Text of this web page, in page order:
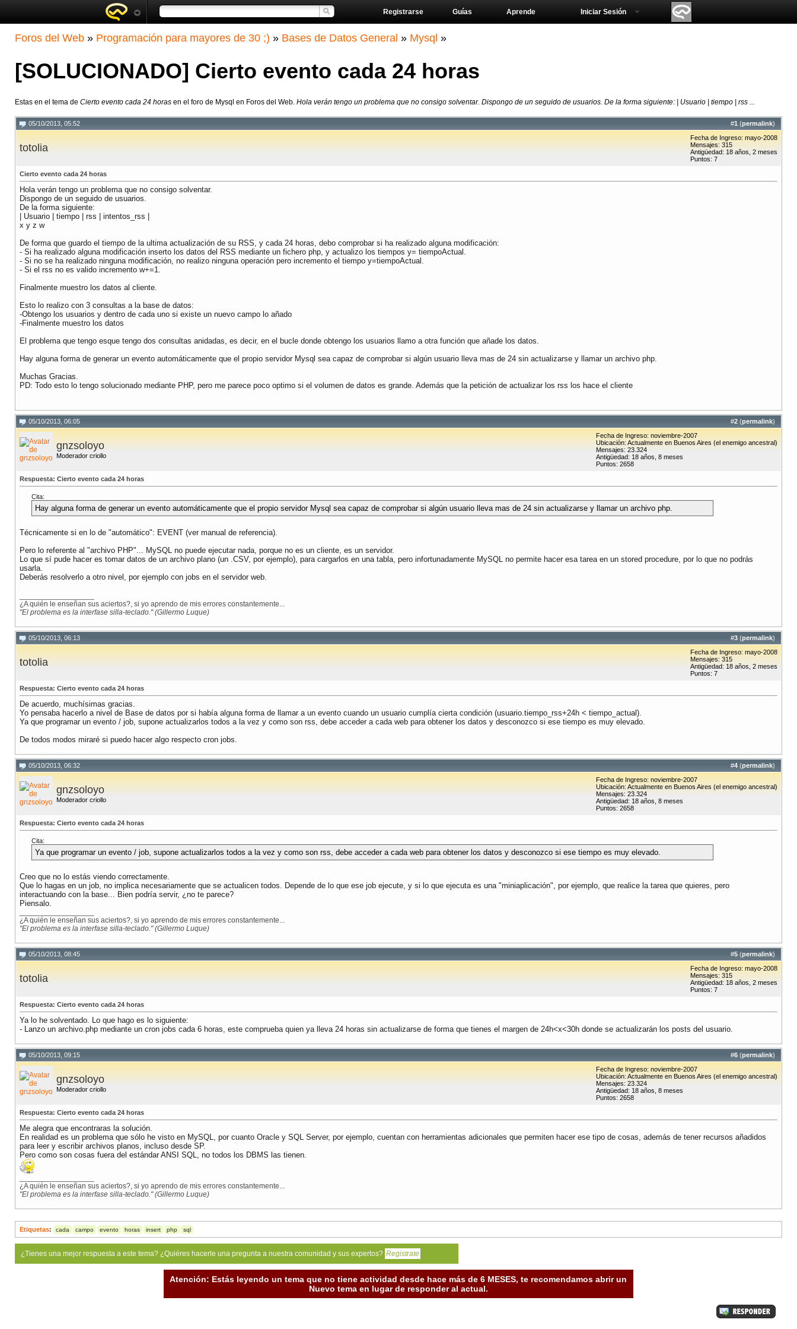
Aprende
Guías
Registrarse Iniciar Sesión
Foros del Web » Programación para mayores de 30 ;) » Bases de Datos General » Mysql »
[SOLUCIONADO] Cierto evento cada 24 horas
Estas en el tema de Cierto evento cada 24 horas en el foro de Mysql en Foros del Web. Hola verán tengo un problema que no consigo solventar. Dispongo de un seguido de usuarios. De la forma siguiente: | Usuario | tiempo | rss ...
#1 (permalink)
05/10/2013, 05:52
totolia
Fecha de Ingreso: mayo-2008
Mensajes: 315
Antigüedad: 18 años, 2 meses
Puntos: 7
Cierto evento cada 24 horas
Hola verán tengo un problema que no consigo solventar.
Dispongo de un seguido de usuarios.
De la forma siguiente:
| Usuario | tiempo | rss | intentos_rss |
x y z w
De forma que guardo el tiempo de la ultima actualización de su RSS, y cada 24 horas, debo comprobar si ha realizado alguna modificación:
- Si ha realizado alguna modificación inserto los datos del RSS mediante un fichero php, y actualizo los tiempos y= tiempoActual.
- Si no se ha realizado ninguna modificación, no realizo ninguna operación pero incremento el tiempo y=tiempoActual.
- Si el rss no es valido incremento w+=1.
Finalmente muestro los datos al cliente.
Esto lo realizo con 3 consultas a la base de datos:
-Obtengo los usuarios y dentro de cada uno si existe un nuevo campo lo añado
-Finalmente muestro los datos
El problema que tengo esque tengo dos consultas anidadas, es decir, en el bucle donde obtengo los usuarios llamo a otra función que añade los datos.
Hay alguna forma de generar un evento automáticamente que el propio servidor Mysql sea capaz de comprobar si algún usuario lleva mas de 24 sin actualizarse y llamar un archivo php.
Muchas Gracias.
PD: Todo esto lo tengo solucionado mediante PHP, pero me parece poco optimo si el volumen de datos es grande. Además que la petición de actualizar los rss los hace el cliente
#2 (permalink)
05/10/2013, 06:05
gnzsoloyo
Moderador criollo
Fecha de Ingreso: noviembre-2007
Ubicación: Actualmente en Buenos Aires (el enemigo ancestral)
Mensajes: 23.324
Antigüedad: 18 años, 8 meses
Puntos: 2658
Respuesta: Cierto evento cada 24 horas
Cita:
Hay alguna forma de generar un evento automáticamente que el propio servidor Mysql sea capaz de comprobar si algún usuario lleva mas de 24 sin actualizarse y llamar un archivo php.
Técnicamente si en lo de "automático": EVENT (ver manual de referencia).
Pero lo referente al "archivo PHP"... MySQL no puede ejecutar nada, porque no es un cliente, es un servidor.
Lo que sí pude hacer es tomar datos de un archivo plano (un .CSV, por ejemplo), para cargarlos en una tabla, pero infortunadamente MySQL no permite hacer esa tarea en un stored procedure, por lo que no podrás
usarla.
Deberás resolverlo a otro nivel, por ejemplo con jobs en el servidor web.
¿A quién le enseñan sus aciertos?, si yo aprendo de mis errores constantemente...
"El problema es la interfase silla-teclado." (Gillermo Luque)
#3 (permalink)
05/10/2013, 06:13
totolia
Fecha de Ingreso: mayo-2008
Mensajes: 315
Antigüedad: 18 años, 2 meses
Puntos: 7
Respuesta: Cierto evento cada 24 horas
De acuerdo, muchísimas gracias.
Yo pensaba hacerlo a nivel de Base de datos por si había alguna forma de llamar a un evento cuando un usuario cumplía cierta condición (usuario.tiempo_rss+24h < tiempo_actual).
Ya que programar un evento / job, supone actualizarlos todos a la vez y como son rss, debe acceder a cada web para obtener los datos y desconozco si ese tiempo es muy elevado.
De todos modos miraré si puedo hacer algo respecto cron jobs.
#4 (permalink)
05/10/2013, 06:32
gnzsoloyo
Moderador criollo
Fecha de Ingreso: noviembre-2007
Ubicación: Actualmente en Buenos Aires (el enemigo ancestral)
Mensajes: 23.324
Antigüedad: 18 años, 8 meses
Puntos: 2658
Respuesta: Cierto evento cada 24 horas
Cita:
Ya que programar un evento / job, supone actualizarlos todos a la vez y como son rss, debe acceder a cada web para obtener los datos y desconozco si ese tiempo es muy elevado.
Creo que no lo estás viendo correctamente.
Que lo hagas en un job, no implica necesariamente que se actualicen todos. Depende de lo que ese job ejecute, y si lo que ejecuta es una "miniaplicación", por ejemplo, que realice la tarea que quieres, pero
interactuando con la base... Bien podría servir, ¿no te parece?
Piensalo.
¿A quién le enseñan sus aciertos?, si yo aprendo de mis errores constantemente...
"El problema es la interfase silla-teclado." (Gillermo Luque)
#5 (permalink)
05/10/2013, 08:45
totolia
Fecha de Ingreso: mayo-2008
Mensajes: 315
Antigüedad: 18 años, 2 meses
Puntos: 7
Respuesta: Cierto evento cada 24 horas
Ya lo he solventado. Lo que hago es lo siguiente:
- Lanzo un archivo.php mediante un cron jobs cada 6 horas, este comprueba quien ya lleva 24 horas sin actualizarse de forma que tienes el margen de 24h<x<30h donde se actualizarán los posts del usuario.
#6 (permalink)
05/10/2013, 09:15
gnzsoloyo
Moderador criollo
Fecha de Ingreso: noviembre-2007
Ubicación: Actualmente en Buenos Aires (el enemigo ancestral)
Mensajes: 23.324
Antigüedad: 18 años, 8 meses
Puntos: 2658
Respuesta: Cierto evento cada 24 horas
Me alegra que encontraras la solución.
En realidad es un problema que sólo he visto en MySQL, por cuanto Oracle y SQL Server, por ejemplo, cuentan con herramientas adicionales que permiten hacer ese tipo de cosas, además de tener recursos añadidos
para leer y escribir archivos planos, incluso desde SP.
Pero como son cosas fuera del estándar ANSI SQL, no todos los DBMS las tienen.
¿A quién le enseñan sus aciertos?, si yo aprendo de mis errores constantemente...
"El problema es la interfase silla-teclado." (Gillermo Luque)
Etiquetas: cada campo evento horas insert php sql
¿Tienes una mejor respuesta a este tema? ¿Quiéres hacerle una pregunta a nuestra comunidad y sus expertos? Registrate
Atención: Estás leyendo un tema que no tiene actividad desde hace más de 6 MESES, te recomendamos abrir un
Nuevo tema en lugar de responder al actual.